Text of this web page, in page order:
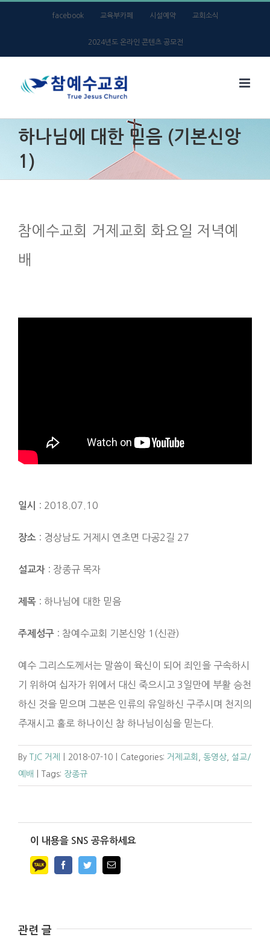
facebook 교육부카페 시설예약 교회소식
2024년도 온라인 콘텐츠 공모전
하나님에 대한 믿음 (기본신앙
1)
참에수교회 거제교회 화요일 저녁예
배
일시 : 2018.07.10
장소 : 경상남도 거제시 연초면 다공2길 27
설교자 : 장종규 목자
제목 : 하나님에 대한 믿음
주제성구 : 참예수교회 기본신앙 1(신관)
예수 그리스도께서는 말씀이 육신이 되어 죄인을 구속하시
기 위하여 십자가 위에서 대신 죽으시고 3일만에 부활 승천
하신 것을 믿으며 그분은 인류의 유일하신 구주시며 천지의
주재시고 홀로 하나이신 참 하나님이심을 믿는다.
By TJC 거제 2018-07-10 Categories: 거제교회 동영상
설교/
예배
Tags: 장종규
이 내용을 SNS 공유하세요
FacebookTwitterEmail
관련 글